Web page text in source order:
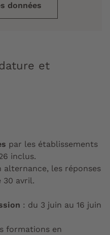
données
et
par les établissements
inclus.
alternance, les réponses
30 avril.
: du 3 juin au 16 juin
formations en